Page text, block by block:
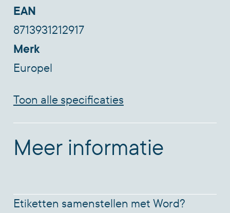
EAN
8713931212917
Merk
Europel
Toon alle specificaties
Meer informatie
Etiketten samenstellen met Word?